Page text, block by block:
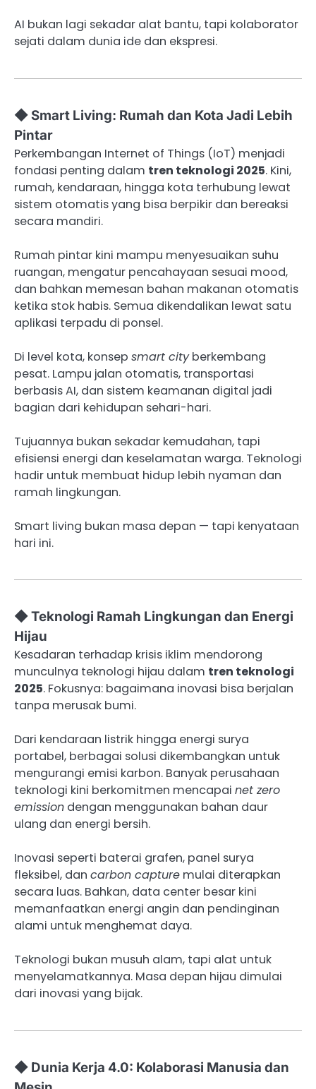
AI bukan lagi sekadar alat bantu, tapi kolaborator
sejati dalam dunia ide dan ekspresi.
◆ Smart Living: Rumah dan Kota Jadi Lebih
Pintar
Perkembangan Internet of Things (IoT) menjadi
fondasi penting dalam tren teknologi 2025. Kini,
rumah, kendaraan, hingga kota terhubung lewat
sistem otomatis yang bisa berpikir dan bereaksi
secara mandiri.
Rumah pintar kini mampu menyesuaikan suhu
ruangan, mengatur pencahayaan sesuai mood,
dan bahkan memesan bahan makanan otomatis
ketika stok habis. Semua dikendalikan lewat satu
aplikasi terpadu di ponsel.
Di level kota, konsep smart cityberkembang
pesat. Lampu jalan otomatis, transportasi
berbasis AI, dan sistem keamanan digital jadi
bagian dari kehidupan sehari-hari.
Tujuannya bukan sekadar kemudahan, tapi
efisiensi energi dan keselamatan warga. Teknologi
hadir untuk membuat hidup lebih nyaman dan
ramah lingkungan.
Smart living bukan masa depan — tapi kenyataan
hari ini.
◆ Teknologi Ramah Lingkungan dan Energi
Hijau
Kesadaran terhadap krisis iklim mendorong
munculnya teknologi hijau dalam tren teknologi
2025. Fokusnya: bagaimana inovasi bisa berjalan
tanpa merusak bumi.
Dari kendaraan listrik hingga energi surya
portabel, berbagai solusi dikembangkan untuk
mengurangi emisi karbon. Banyak perusahaan
teknologi kini berkomitmen mencapai net zero
emission dengan menggunakan bahan daur
ulang dan energi bersih.
Inovasi seperti baterai grafen, panel surya
fleksibel, dan carbon capture mulai diterapkan
secara luas. Bahkan, data center besar kini
memanfaatkan energi angin dan pendinginan
alami untuk menghemat daya.
Teknologi bukan musuh alam, tapi alat untuk
menyelamatkannya. Masa depan hijau dimulai
dari inovasi yang bijak.
◆ Dunia Kerja 4.0: Kolaborasi Manusia dan